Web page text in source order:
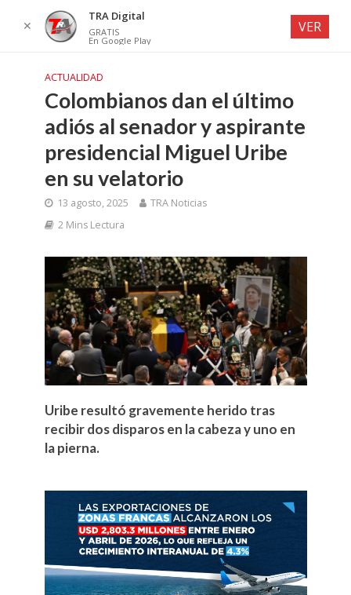
ACTUALIDAD
Colombianos dan el último
adiós al senador y aspirante
presidencial Miguel Uribe
en su velatorio
13 agosto, 2025
TRA Noticias
2 Mins Lectura
Uribe resultó gravemente herido tras
recibir dos disparos en la cabeza y uno en
la pierna.
✕
TRA Digital
GRATIS
En Google Play
VER